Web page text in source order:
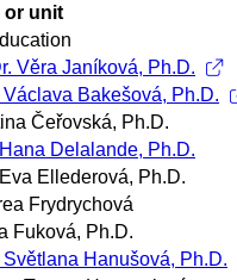
or unit
Věra Janíková, Ph.D.
Václava Bakešová, Ph.D.
Čeřovská, Ph.D.
Hana Delalande, Ph.D.
Ellederová, Ph.D.
Frydrychová
Fuková, Ph.D.
Světlana Hanušová, Ph.D.